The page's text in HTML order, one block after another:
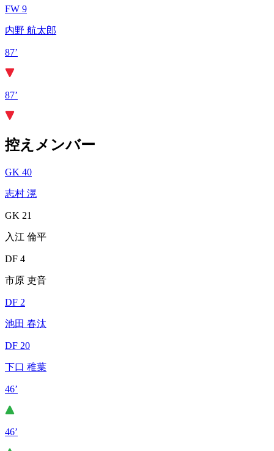
FW 9
内野 航太郎
87’
87’
控えメンバー
GK 40
志村 滉
GK 21
入江 倫平
DF 4
市原 吏音
DF 2
池田 春汰
DF 20
下口 稚葉
46’
46’